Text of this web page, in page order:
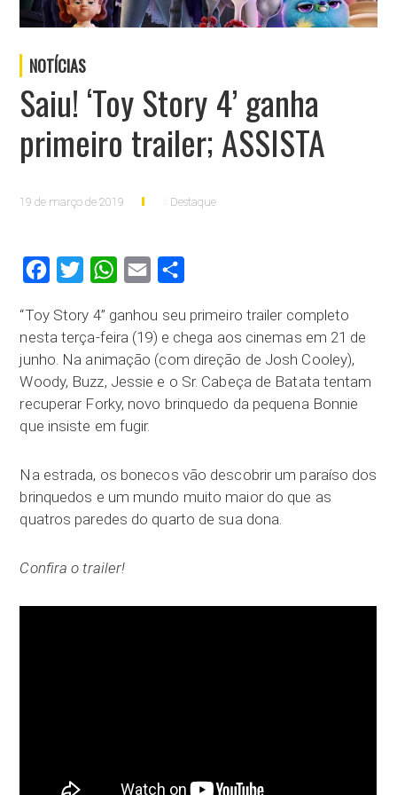
NOTÍCIAS
Saiu! ‘Toy Story 4’ ganha
primeiro trailer; ASSISTA
19 de março de 2019 Destaque
FacebookTwitter WhatsApp
Email
“Toy Story 4” ganhou seu primeiro trailer completo
nesta terça-feira (19) e chega aos cinemas em 21 de
junho. Na animação (com direção de Josh Cooley),
Woody, Buzz, Jessie e o Sr. Cabeça de Batata tentam
recuperar Forky, novo brinquedo da pequena Bonnie
que insiste em fugir.
Na estrada, os bonecos vão descobrir um paraíso dos
brinquedos e um mundo muito maior do que as
quatros paredes do quarto de sua dona.
Confira o trailer!